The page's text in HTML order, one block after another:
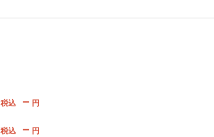
税込 － 円
税込 － 円